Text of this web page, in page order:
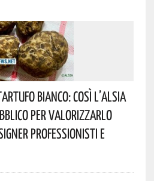
Bianco: Così L’Alsia
Per Valorizzarlo
Professionisti E